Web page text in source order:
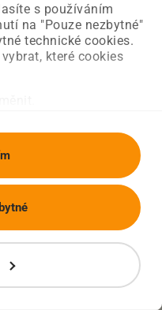
s používáním
na "Pouze nezbytné"
technické cookies.
které cookies
Úvodní strana